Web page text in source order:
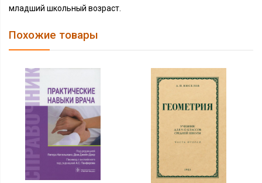
младший школьный возраст.
Похожие товары